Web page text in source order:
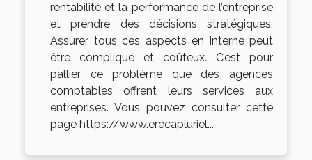
rentabilité et la performance de l’entreprise
et prendre des décisions stratégiques.
Assurer tous ces aspects en interne peut
être compliqué et coûteux. C’est pour
pallier ce problème que des agences
comptables offrent leurs services aux
entreprises. Vous pouvez consulter cette
page https://www.erecapluriel...